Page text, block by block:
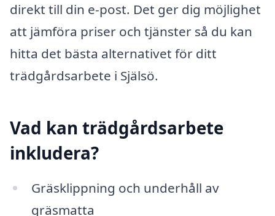
direkt till din e-post. Det ger dig möjlighet
att jämföra priser och tjänster så du kan
hitta det bästa alternativet för ditt
trädgårdsarbete i Själsö.
Vad kan trädgårdsarbete
inkludera?
Gräsklippning och underhåll av
gräsmatta